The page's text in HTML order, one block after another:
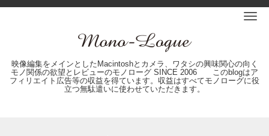
映像編集をメインとしたMacintoshとカメラ、ワタシの興味関心の向く
モノ関係の欲望とレビューのモノローグ SINCE 2006 このblogはア
フィリエイト広告等の収益を得ています。収益はすべてモノローグに役
立つ無駄遣いに使わせていただきます。